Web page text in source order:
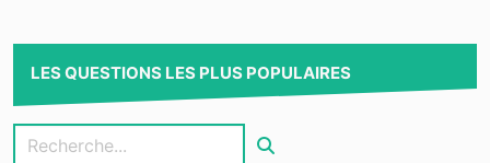
LES QUESTIONS LES PLUS POPULAIRES